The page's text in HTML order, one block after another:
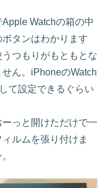
Watchの箱の中
タンはわかります
つもりがもともとな
ん。iPhoneのWatch
て設定できるぐらい
っと開けただけで一
ルムを張り付けま